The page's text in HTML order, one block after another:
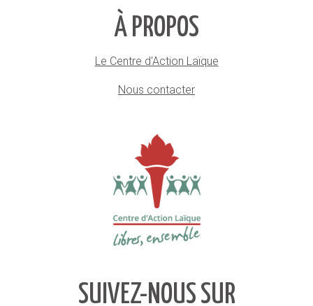
À PROPOS
Le Centre d'Action Laïque
Nous contacter
SUIVEZ-NOUS SUR